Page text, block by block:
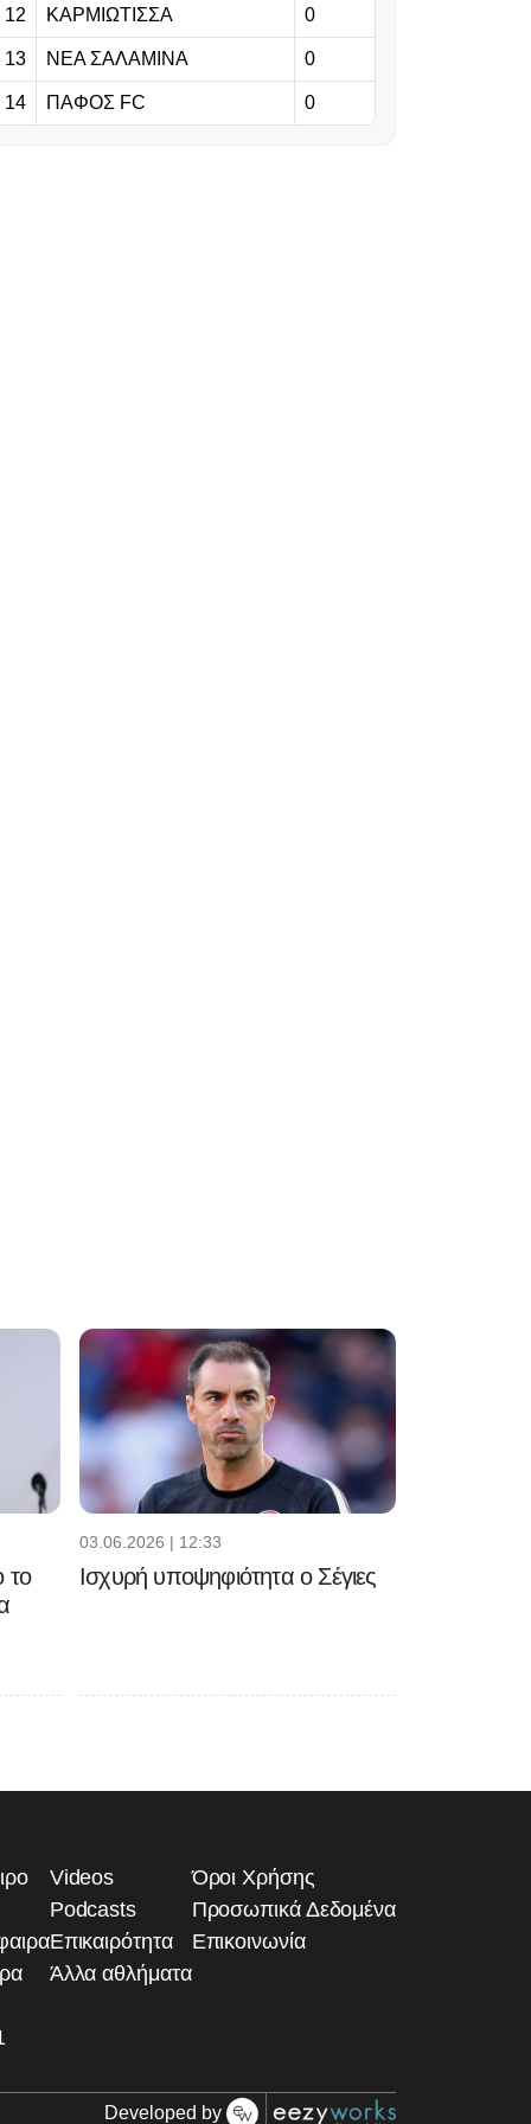
την Ομόνοια στη
Γερμανία
08.08.2026 | 17:03
Το θέλει
12 ΚΑΡΜΙΩΤΙΣΣΑ 0
13 ΝΕΑ ΣΑΛΑΜΙΝΑ 0
14 ΠΑΦΟΣ FC 0
το
03.06.2026 | 12:33
Ισχυρή υποψηφιότητα ο Σέγιες
Videos
Podcasts
Επικαιρότητα
Άλλα αθλήματα
Όροι Χρήσης
Προσωπικά Δεδομένα
Επικοινωνία
Developed by